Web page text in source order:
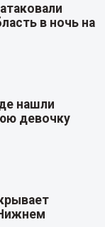
в ночь на
нашли
девочку